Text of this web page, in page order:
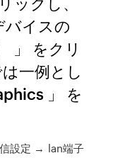
バイスの
」 をクリ
一例とし
」 を
設定 → lan端子